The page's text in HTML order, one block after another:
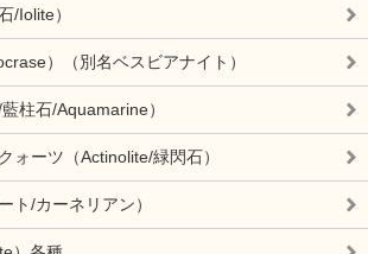
/Iolite）
）（別名ベスビアナイト）
柱石/Aquamarine）
ォーツ（Actinolite/緑閃石）
ト/カーネリアン）